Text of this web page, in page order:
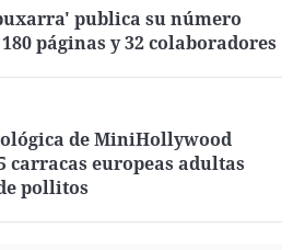
publica su número
páginas y 32 colaboradores
de MiniHollywood
carracas europeas adultas
pollitos